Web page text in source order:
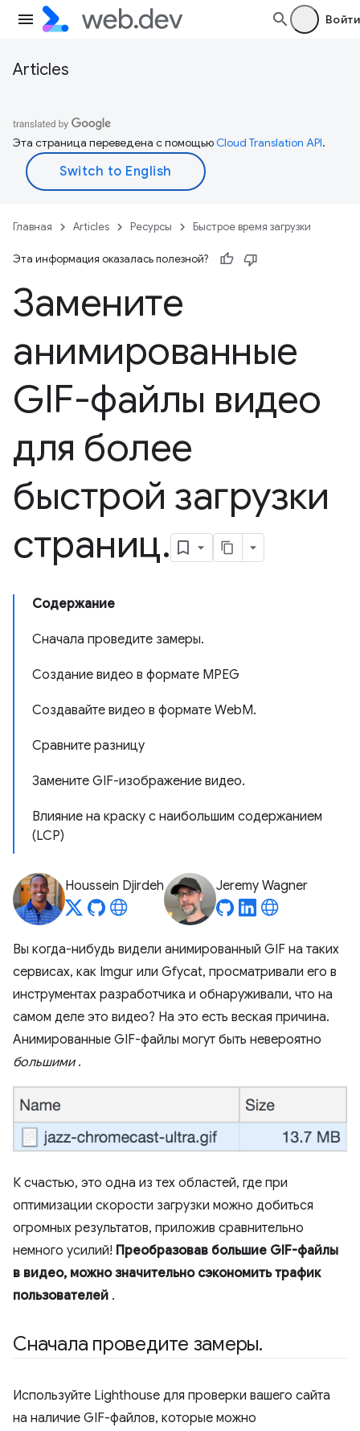
Войти
Articles
Эта страница переведена с помощьюCloud Translation API.
Главная Articles Ресурсы Быстрое время загрузки
Эта информация оказалась полезной?
Замените
анимированные
GIF-файлы видео
для более
быстрой загрузки
страниц.
Содержание
Сначала проведите замеры.
Создание видео в формате MPEG
Создавайте видео в формате WebM.
Сравните разницу
Замените GIF-изображение видео.
Влияние на краску с наибольшим содержанием
(LCP)
Houssein Djirdeh Jeremy Wagner
Вы когда-нибудь видели анимированный GIF на таких
сервисах, как Imgur или Gfycat, просматривали его в
инструментах разработчика и обнаруживали, что на
самом деле это видео? На это есть веская причина.
Анимированные GIF-файлы могут быть невероятно
большими.
К счастью, это одна из тех областей, где при
оптимизации скорости загрузки можно добиться
огромных результатов, приложив сравнительно
немного усилий! Преобразовав большие GIF-файлы
в видео, можно значительно сэкономить трафик
пользователей .
Сначала проведите замеры.
Используйте Lighthouse для проверки вашего сайта
на наличие GIF-файлов, которые можно